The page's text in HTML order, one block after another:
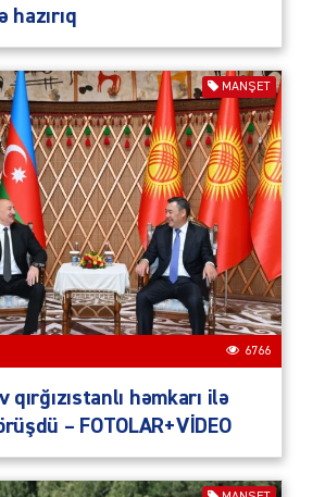
hazırıq
MANŞET
6766
qırğızıstanlı həmkarı ilə
– FOTOLAR+VİDEO